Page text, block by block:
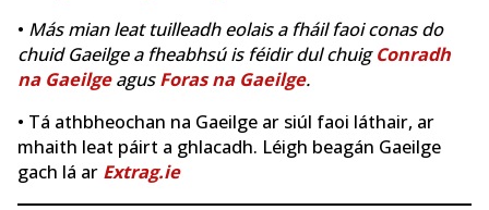
• Más mian leat tuilleadh eolais a fháil faoi conas do
chuid Gaeilge a fheabhsú is féidir dul chuigConradh
na GaeilgeagusForas na Gaeilge.
• Tá athbheochan na Gaeilge ar siúl faoi láthair, ar
mhaith leat páirt a ghlacadh. Léigh beagán Gaeilge
gach lá ar Extrag.ie